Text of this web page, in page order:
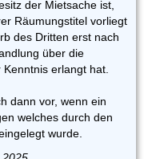
der Mietsache ist,
Räumungstitel vorliegt
des Dritten erst nach
über die
erlangt hat.
dann vor, wenn ein
welches durch den
wurde.